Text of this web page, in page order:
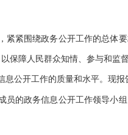
紧紧围绕政务公开工作的总体
以保障人民群众知情、参与和监
息公开工作的质量和水平。 现报
的政务信息公开工作领导小